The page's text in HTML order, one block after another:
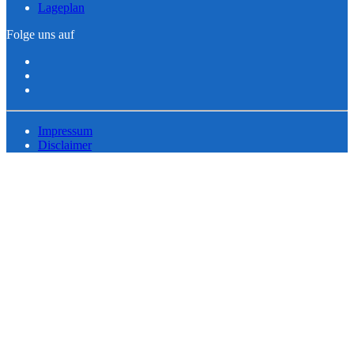
Lageplan
Folge uns auf
Impressum
Disclaimer